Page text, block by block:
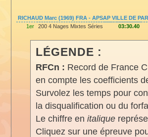
RICHAUD Marc (1969) FRA - APSAP VILLE DE
1er
200 4 Nages Mixtes Séries 03:30.40
LÉGENDE :
RFCn : Record de France
en compte les coefficients
Survolez les temps pour
la disqualification ou du
Le chiffre en italique
Cliquez sur une épreuve